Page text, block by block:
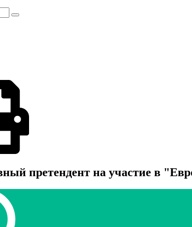
претендент на участие в